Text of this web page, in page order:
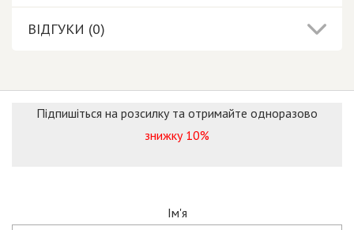
ВІДГУКИ (0)
Підпишіться на розсилку та отримайте одноразово
знижку 10%
Ім'я